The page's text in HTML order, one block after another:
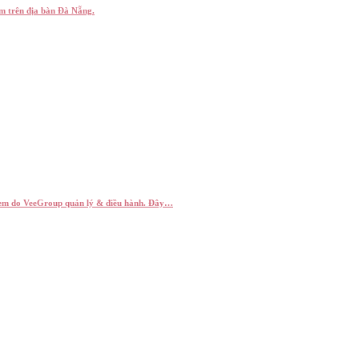
trên địa bàn Đà Nẵng.
do VeeGroup quản lý & điều hành. Đây…